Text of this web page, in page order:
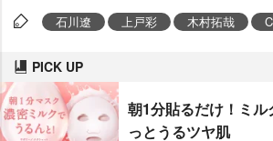
石川遼 上戸彩 木村拓哉
PICK UP
朝1分貼るだけ！ミ
っとうるツヤ肌